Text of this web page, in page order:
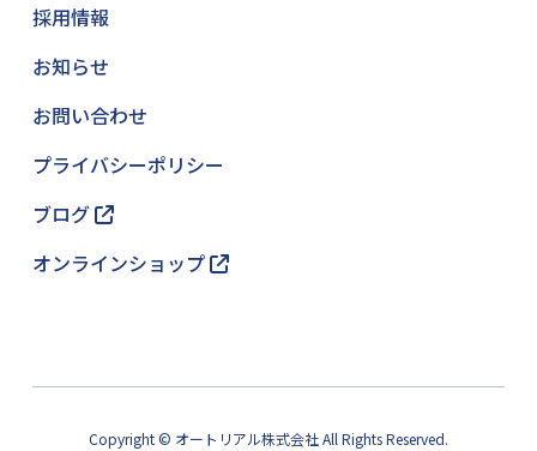
採用情報
お知らせ
お問い合わせ
プライバシーポリシー
ブログ
オンラインショップ
Copyright © オートリアル株式会社 All Rights Reserved.